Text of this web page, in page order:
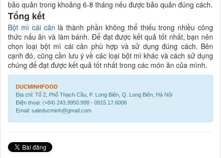
bảo quản trong khoảng 6-8 tháng nếu được bảo quản đúng cách.
Tổng kết
Bột mì cái cân là thành phần không thể thiếu trong nhiều công
thức nấu ăn và làm bánh. Để đạt được kết quả tốt nhất, bạn nên
chọn loại bột mì cái cân phù hợp và sử dụng đúng cách. Bên
cạnh đó, cũng cần lưu ý về các loại bột mì khác và cách sử dụng
chúng để đạt được kết quả tốt nhất trong các món ăn của mình.
DUCMINHFOOD
Địa chỉ: Tổ 2, Phố Thạch Cầu, P. Long Biên, Q. Long Biên, Hà Nội
Điện thoại: (+84) 243.9950.988 - 0915.17.6006
Email: saleducminh@gmail.com